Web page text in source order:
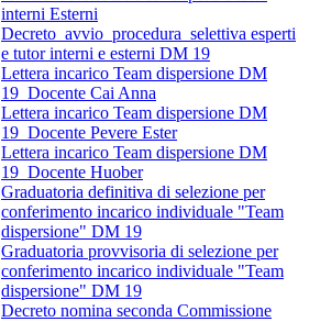
interni Esterni
Decreto_avvio_procedura_selettiva esperti
e tutor interni e esterni DM 19
Lettera incarico Team dispersione DM
19_Docente Cai Anna
Lettera incarico Team dispersione DM
19_Docente Pevere Ester
Lettera incarico Team dispersione DM
19_Docente Huober
Graduatoria definitiva di selezione per
conferimento incarico individuale "Team
dispersione" DM 19
Graduatoria provvisoria di selezione per
conferimento incarico individuale "Team
dispersione" DM 19
Decreto nomina seconda Commissione